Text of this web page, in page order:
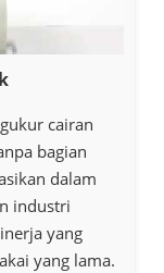
cairan
bagian
dalam
industri
yang
yang lama.